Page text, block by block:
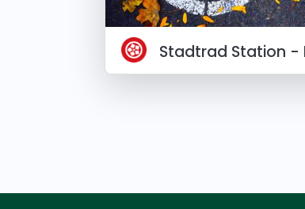
Stadtrad Station -